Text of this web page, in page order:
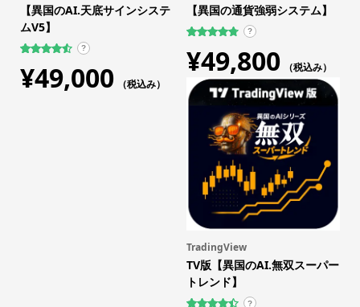
【異国のAI.天底サインシステ
ムV5】
者評価に
基づく5段
?
¥49,000 （税込み）
【異国の通貨強弱システム】
評価に基づ
く5段階評
価のうち、
4.75点
?
¥49,800 （税込み）
TradingView
TV版【異国のAI.無双スーパー
トレンド】
?